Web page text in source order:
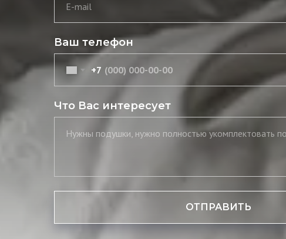
E-mail
Ваш телефон
+7
Что Вас интересует
ОТПРАВИТЬ